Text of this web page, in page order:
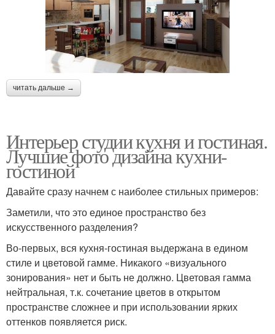
читать дальше →
Интерьер студии кухня и гостиная.
Лучшие фото дизайна кухни-
гостиной
Давайте сразу начнем с наиболее стильных примеров:
Заметили, что это единое пространство без
искусственного разделения?
Во-первых, вся кухня-гостиная выдержана в едином
стиле и цветовой гамме. Никакого «визуального
зонирования» нет и быть не должно. Цветовая гамма
нейтральная, т.к. сочетание цветов в открытом
пространстве сложнее и при использовании ярких
оттенков появляется риск.